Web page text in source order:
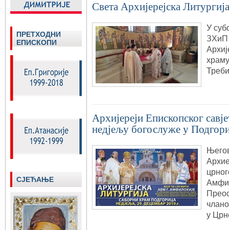
Светa Архијерејскa
У
ЗХиП
Архијереји Епископског
недјељу богослуже у
у
ПРЕТХОДНИ
ЕПИСКОПИ
СЈЕЋАЊЕ